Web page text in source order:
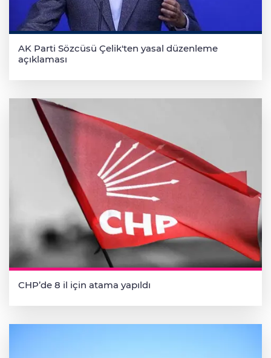
AK Parti Sözcüsü Çelik'ten yasal düzenleme
açıklaması
CHP’de 8 il için atama yapıldı